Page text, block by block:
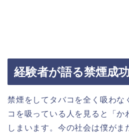
経験者が語る禁煙成
禁煙をしてタバコを全く吸わな
コを吸っている人を見ると「か
しまいます。今の社会は僕がま